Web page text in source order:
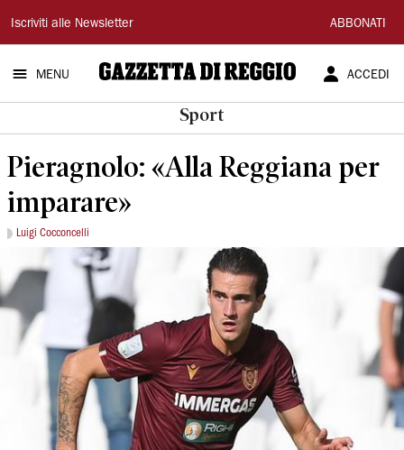
Gazzetta
di
Reggio
Iscriviti alle Newsletter ABBONATI
MENU ACCEDI
Sport
Pieragnolo: «Alla Reggiana per
imparare»
Luigi Cocconcelli